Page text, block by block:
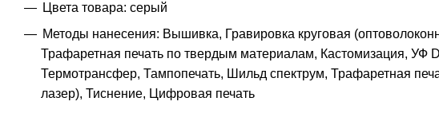
Цвета товара: серый
Методы нанесения: Вышивка, Гравировка круговая
Трафаретная печать по твердым материалам, Кастомизация,
Термотрансфер, Тампопечать, Шильд спектрум, Трафаретная
лазер), Тиснение, Цифровая печать